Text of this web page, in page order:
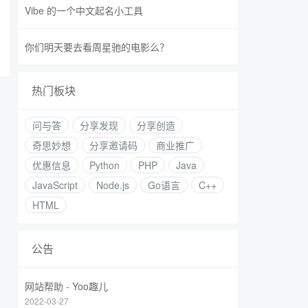
Vibe 的一个中文起名小工具
你们明天要去看周星驰的电影么？
热门板块
问与答 分享发现
分享创造
奇思妙想
分享邀请码
商业推广
优惠信息
Python PHP
Java
JavaScript
Node.js Go语言
C++
HTML
公告
网站帮助 - Yoo趣儿
2022-03-27